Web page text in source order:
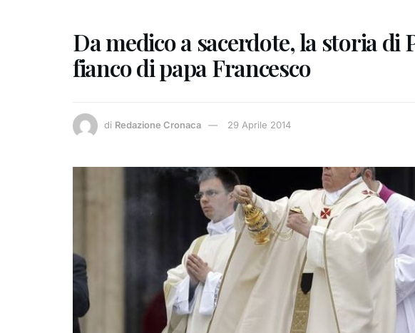
Da medico a sacerdote, la storia di
fianco di papa Francesco
di Redazione Cronaca 29 Aprile 2014